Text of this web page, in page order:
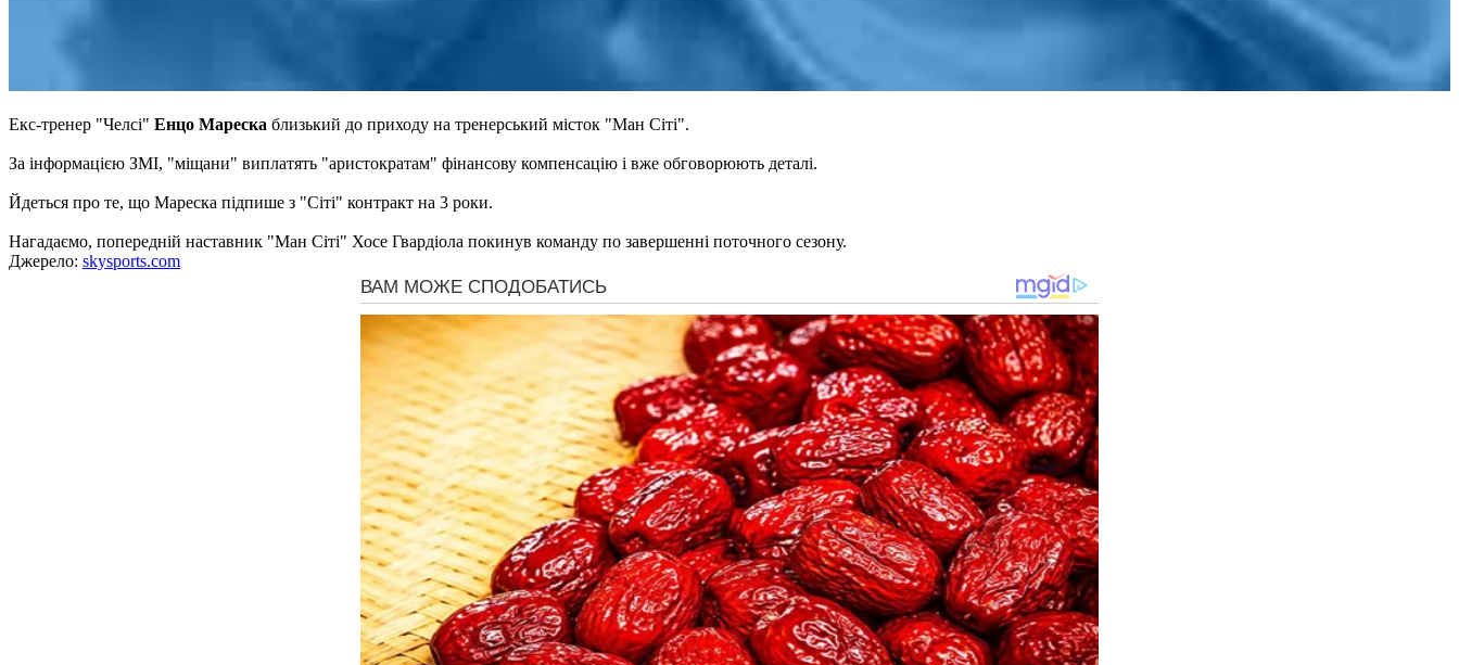
Екс-тренер "Челсі" Енцо Мареска близький до приходу на тренерський місток "Ман Сіті".
За інформацією ЗМІ, "міщани" виплатять "аристократам" фінансову компенсацію і вже обговорюють деталі.
Йдеться про те, що Мареска підпише з "Сіті" контракт на 3 роки.
Нагадаємо, попередній наставник "Ман Сіті" Хосе Гвардіола покинув команду по завершенні поточного сезону.
Джерело: skysports.com